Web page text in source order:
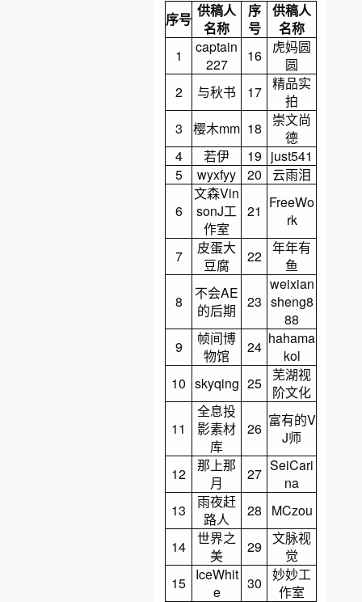
序号 供稿人
名称
序
号
供稿人
名称
1
captain
227
16
虎妈圆
圆
2
与秋书 17 精品实
拍
3
樱木mm 18
崇文尚
德
4
若伊 19 just541
5
wyxfyy 20
云雨泪
6
文森Vin
sonJ工
作室
21 FreeWo
rk
7
皮蛋大
豆腐
22 年年有
鱼
8
不会AE
的后期
23
weixian
sheng8
88
9
帧间博
物馆
24 hahama
kol
10 skyqing 25
芜湖视
阶文化
11
全息投
影素材
库
26 富有的V
J师
12
那上那
月
27 SeiCari
na
13
雨夜赶
路人
28
MCzou
14
世界之
美
29 文脉视
觉
15 IceWhit
e
30
妙妙工
作室